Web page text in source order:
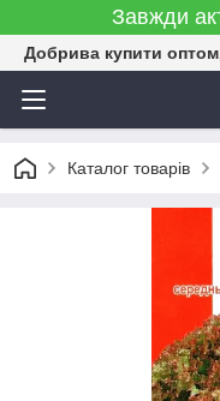
Завжди
Добрива купити
Каталог товарів